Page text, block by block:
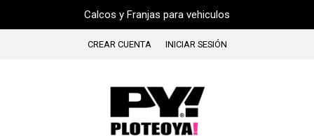
Calcos y Franjas para vehiculos
CREAR CUENTA INICIAR SESIÓN